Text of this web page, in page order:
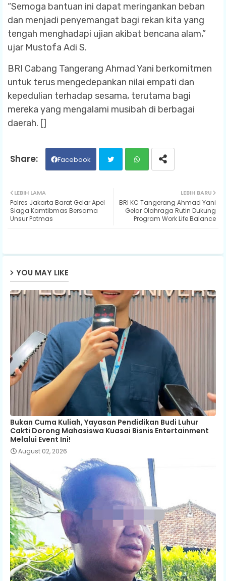
“Semoga bantuan ini dapat meringankan beban
dan menjadi penyemangat bagi rekan kita yang
tengah menghadapi ujian akibat bencana alam,”
ujar Mustofa Adi S.
BRI Cabang Tangerang Ahmad Yani berkomitmen
untuk terus mengedepankan nilai empati dan
kepedulian terhadap sesama, terutama bagi
mereka yang mengalami musibah di berbagai
daerah. []
Facebook
ats
LEBIH BARU
BRI KC Tangerang Ahmad Yani
Gelar Olahraga Rutin Dukung
Program Work Life Balance
LEBIH LAMA
Polres Jakarta Barat Gelar Apel
Siaga Kamtibmas Bersama
Unsur Potmas
YOU MAY LIKE
Bukan Cuma Kuliah, Yayasan Pendidikan Budi Luhur
Cakti Dorong Mahasiswa Kuasai Bisnis Entertainment
Melalui Event Ini!
August 02, 2026